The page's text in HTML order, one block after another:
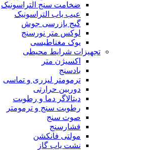
ضخامت سنج التراسونیک
عیب یاب التراسونیک
گیج بازرسی جوش
لوکس متر نورسنج
یوک مغناطیسی
تجهیزات شرایط محیطی
اکسیژن متر
بادسنج
ترمومتر لیزری و تماسی
دوربین حرارتی
دیتالاگر دما و رطوبت
رطوبت سنج و ترمومتر
صوت سنج
فشارسنج
مولتی فانکشن
نشت یاب گاز